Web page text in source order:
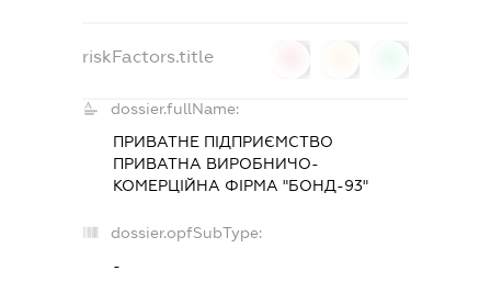
riskFactors.title
dossier.fullName:
ПРИВАТНЕ ПІДПРИЄМСТВО
ПРИВАТНА ВИРОБНИЧО-
КОМЕРЦІЙНА ФІРМА "БОНД-93"
dossier.opfSubType:
-